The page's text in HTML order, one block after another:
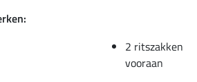
2 ritszakken
vooraan